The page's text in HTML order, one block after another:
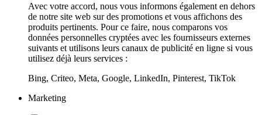
Avec votre accord, nous vous informons également en dehors
de notre site web sur des promotions et vous affichons des
produits pertinents. Pour ce faire, nous comparons vos
données personnelles cryptées avec les fournisseurs externes
suivants et utilisons leurs canaux de publicité en ligne si vous
utilisez déjà leurs services :
Bing, Criteo, Meta, Google, LinkedIn, Pinterest, TikTok
Marketing